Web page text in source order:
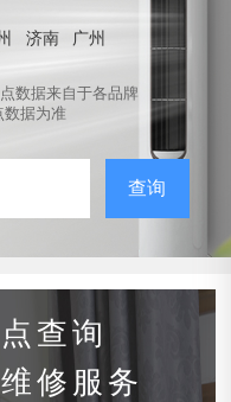
济南
广州
数据来自于各品牌
数据为准
查询
查询
修服务